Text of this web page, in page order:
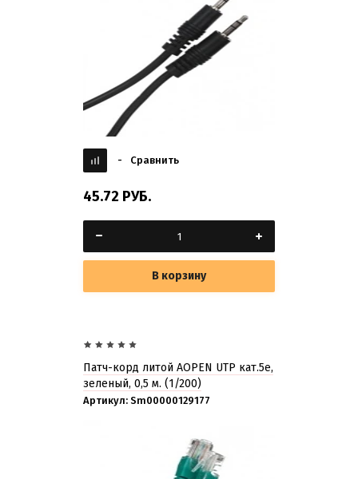
- Сравнить
45.72 РУБ.
В корзину
Патч-корд литой AOPEN UTP кат.5е,
зеленый, 0,5 м. (1/200)
Артикул: Sm00000129177